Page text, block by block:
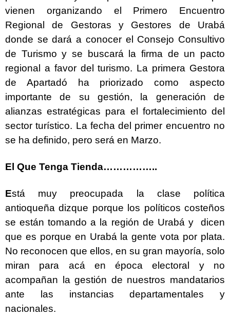
vienen organizando el Primero Encuentro
Regional de Gestoras y Gestores de Urabá
donde se dará a conocer el Consejo Consultivo
de Turismo y se buscará la firma de un pacto
regional a favor del turismo. La primera Gestora
de Apartadó ha priorizado como aspecto
importante de su gestión, la generación de
alianzas estratégicas para el fortalecimiento del
sector turístico. La fecha del primer encuentro no
se ha definido, pero será en Marzo.
El Que Tenga Tienda……………..
Está muy preocupada la clase política
antioqueña dizque porque los políticos costeños
se están tomando a la región de Urabá y dicen
que es porque en Urabá la gente vota por plata.
No reconocen que ellos, en su gran mayoría, solo
miran para acá en época electoral y no
acompañan la gestión de nuestros mandatarios
ante las instancias departamentales y
nacionales.